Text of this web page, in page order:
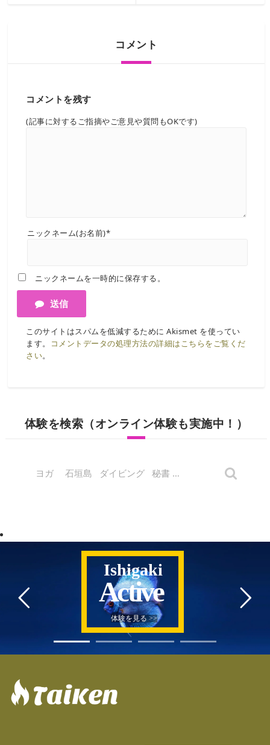
コメント
コメントを残す
(記事に対するご指摘やご意見や質問もOKです)
ニックネーム(お名前)*
ニックネームを一時的に保存する。
送信
このサイトはスパムを低減するために Akismet を使ってい
ます。
コメントデータの処理方法の詳細はこちらをご覧くだ
さい。
体験を検索（オンライン体験も実施中！）
体験を見る >>
Ishigaki
Active